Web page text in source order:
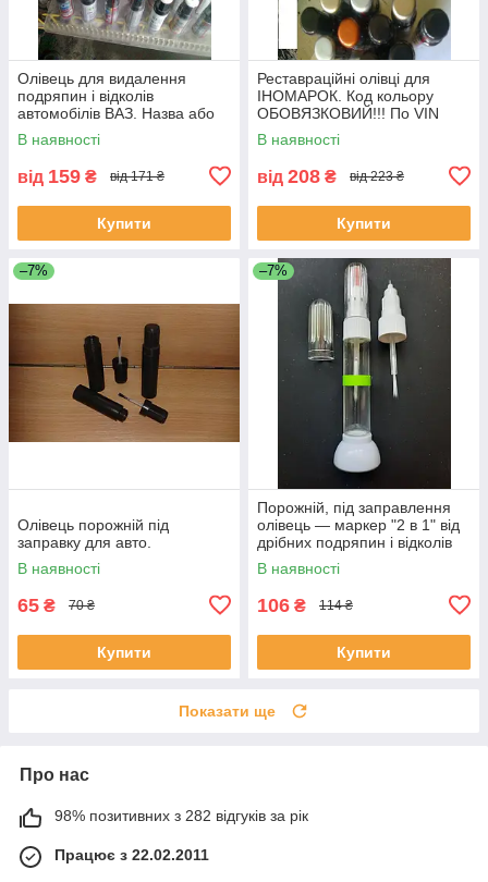
Олівець для видалення
подряпин і відколів
автомобілів ВАЗ. Назва або
код кольору обов'язкові!!
В наявності
від 159 ₴ від 171 ₴
Купити
Реставраційні олівці для
ІНОМАРОК. Код кольору
ОБОВЯЗКОВИЙ!!! По VIN
коду не працюемо!!!
В наявності
від 208 ₴ від 223 ₴
Купити
–7%
Олівець порожній під
заправку для авто.
В наявності
65 ₴ 70 ₴
Купити
–7%
Порожній, під заправлення
олівець — маркер "2 в 1" від
дрібних подряпин і відколів
на авто 10 мл.
В наявності
106 ₴ 114 ₴
Купити
Показати ще
Про нас
98% позитивних з 282 відгуків за рік
Працює з 22.02.2011